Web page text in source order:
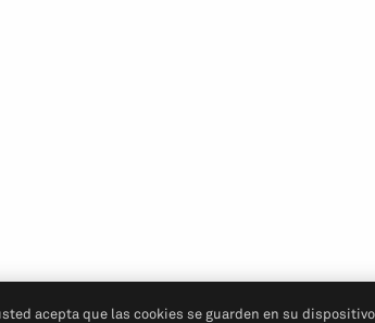
acepta que las cookies se guarden en su